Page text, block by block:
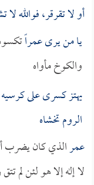
أو لا تقرقر، فوالله
يا من يرىعمراً
والكوخ مأواه
يهتز كسرى على
الروم تخشاه
عمرالذي كان يضرب
لا إله إلا هو لئن لم